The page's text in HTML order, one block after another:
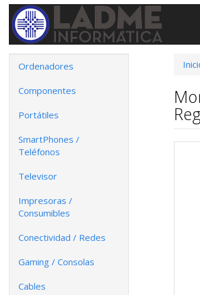
Ordenadores
Componentes
Portátiles
SmartPhones /
Teléfonos
Televisor
Impresoras /
Consumibles
Conectividad / Redes
Gaming / Consolas
Cables